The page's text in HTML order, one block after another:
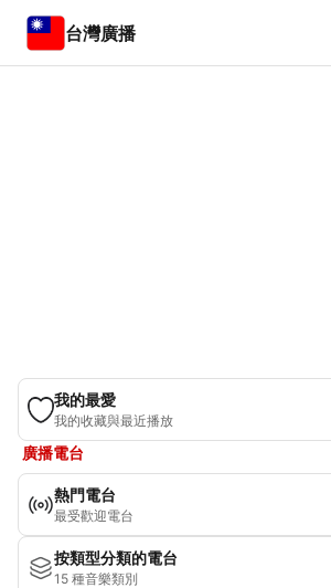
台灣廣播
我的最愛
我的收藏與最近播放
廣播電台
熱門電台
最受歡迎電台
按類型分類的電台
15 種音樂類別